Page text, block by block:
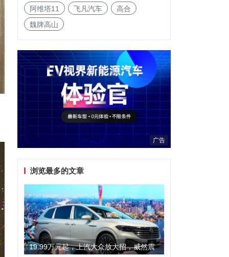
阿维塔11
飞凡汽车
高合
魏牌高山
广告
浏览最多的文章
19.99万元起，上汽大众放大招，威然震